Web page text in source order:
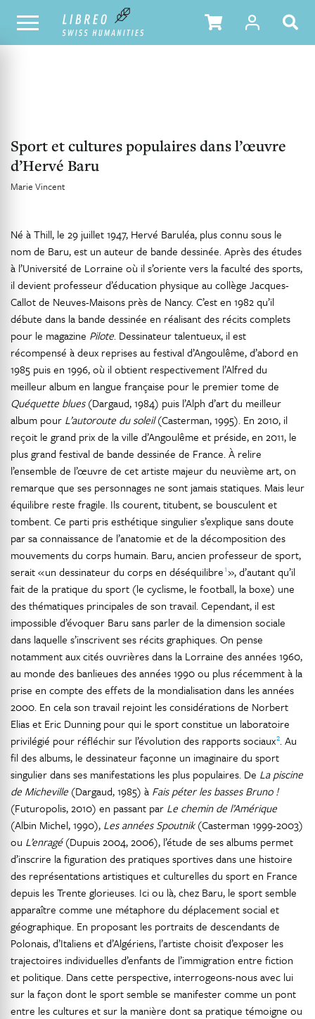
NOTRE CATALOGUE TABLE DES MATIÈRES
Sport et cultures populaires dans l’œuvre
d’Hervé Baru
Marie Vincent
Né à Thill, le 29 juillet 1947, Hervé Baruléa, plus connu sous le
nom de Baru, est un auteur de bande dessinée. Après des études
à l’Université de Lorraine où il s’oriente vers la faculté des sports,
il devient professeur d’éducation physique au collège Jacques-
Callot de Neuves-Maisons près de Nancy. C’est en 1982 qu’il
débute dans la bande dessinée en réalisant des récits complets
pour le magazine Pilote. Dessinateur talentueux, il est
récompensé à deux reprises au festival d’Angoulême, d’abord en
1985 puis en 1996, où il obtient respectivement l’Alfred du
meilleur album en langue française pour le premier tome de
Quéquette blues(Dargaud, 1984) puis l’Alph d’art du meilleur
album pour L’autoroute du soleil(Casterman, 1995). En 2010, il
reçoit le grand prix de la ville d’Angoulême et préside, en 2011, le
plus grand festival de bande dessinée de France. À relire
l’ensemble de l’œuvre de cet artiste majeur du neuvième art, on
remarque que ses personnages ne sont jamais statiques. Mais leur
équilibre reste fragile. Ils courent, titubent, se bousculent et
tombent. Ce parti pris esthétique singulier s’explique sans doute
par sa connaissance de l’anatomie et de la décomposition des
mouvements du corps humain. Baru, ancien professeur de sport,
serait « un dessinateur du corps en déséquilibre1», d’autant qu’il
fait de la pratique du sport (le cyclisme, le football, la boxe) une
des thématiques principales de son travail. Cependant, il est
impossible d’évoquer Baru sans parler de la dimension sociale
dans laquelle s’inscrivent ses récits graphiques. On pense
notamment aux cités ouvrières dans la Lorraine des années 1960,
au monde des banlieues des années 1990 ou plus récemment à la
prise en compte des effets de la mondialisation dans les années
2000. En cela son travail rejoint les considérations de Norbert
Elias et Eric Dunning pour qui le sport constitue un laboratoire
privilégié pour réfléchir sur l’évolution des rapports sociaux2. Au
fil des albums, le dessinateur façonne un imaginaire du sport
singulier dans ses manifestations les plus populaires. De La piscine
de Micheville (Dargaud, 1985) à Fais péter les basses Bruno !
(Futuropolis, 2010) en passant par Le chemin de l’Amérique
(Albin Michel, 1990), Les années Spoutnik(Casterman 1999-2003)
ou L’enragé(Dupuis 2004, 2006), l’étude de ses albums permet
d’inscrire la figuration des pratiques sportives dans une histoire
des représentations artistiques et culturelles du sport en France
depuis les Trente glorieuses. Ici ou là, chez Baru, le sport semble
apparaître comme une métaphore du déplacement social et
géographique. En proposant les portraits de descendants de
Polonais, d’Italiens et d’Algériens, l’artiste choisit d’exposer les
trajectoires individuelles d’enfants de l’immigration entre fiction
et politique. Dans cette perspective, interrogeons-nous avec lui
sur la façon dont le sport semble se manifester comme un pont
entre les cultures et sur la manière dont sa pratique témoigne ou